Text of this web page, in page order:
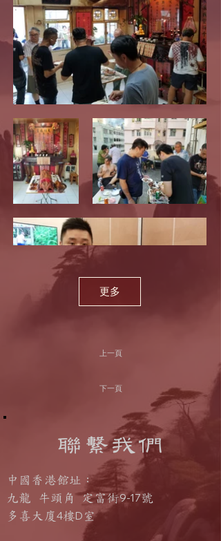
更多
上一頁
下一頁
聯繫我們
中國香港館址：
九龍 牛頭角 定富街9-17號
多喜大廈4樓D 室